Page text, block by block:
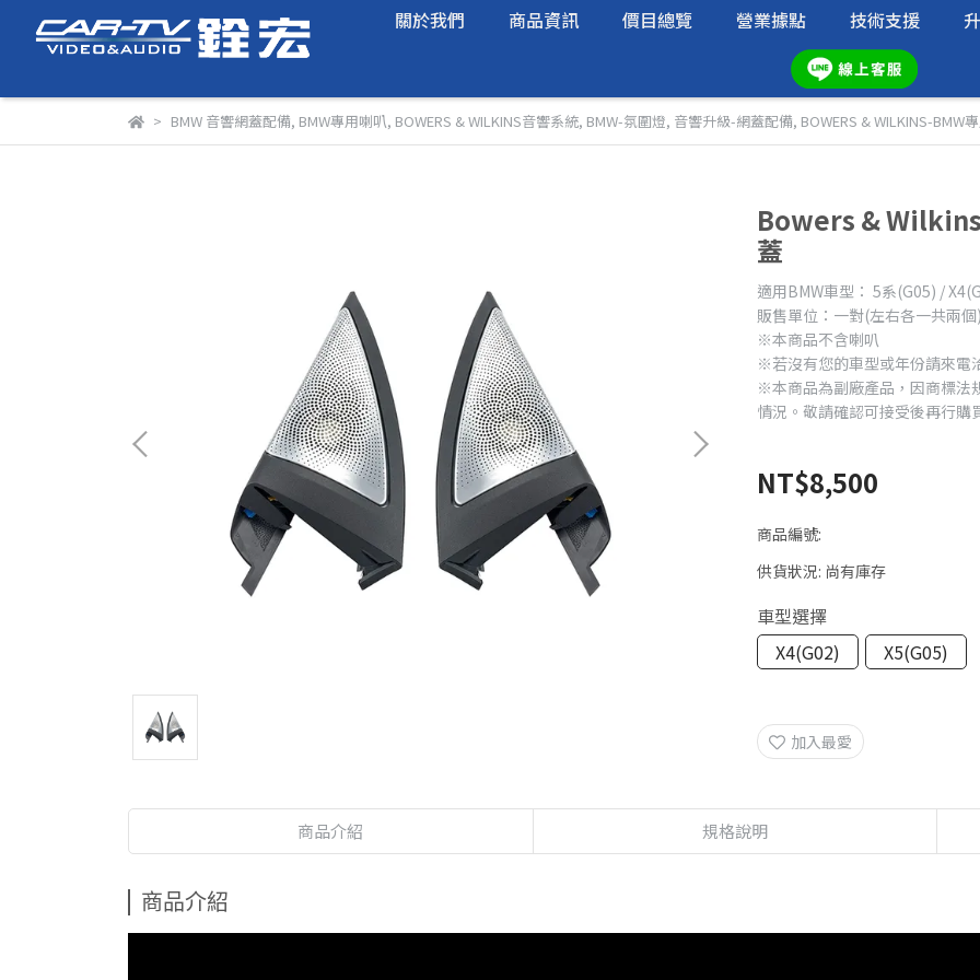
關於我們 商品資訊 價目總覽 營業據點 技術支援
BMW 音響網蓋配備, BMW專用喇叭, BOWERS & WILKINS音響系統, BMW-氛圍燈, 音響升級-網蓋配備, BOWERS & WILKINS-BMW
Bowers & Wilkins
蓋
適用BMW車型： 5系(G05) /
販售單位：一對(左右各一共兩
※本商品不含喇叭
※若沒有您的車型或年份請來電
※本商品為副廠產品，因商標法
情況。敬請確認可接受後再行購
NT$8,500
商品編號:
供貨狀況: 尚有庫存
車型選擇
X4(G02)
X5(G05)
加入最愛
商品介紹 規格說明
商品介紹